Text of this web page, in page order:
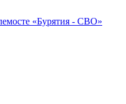
«Бурятия - СВО»